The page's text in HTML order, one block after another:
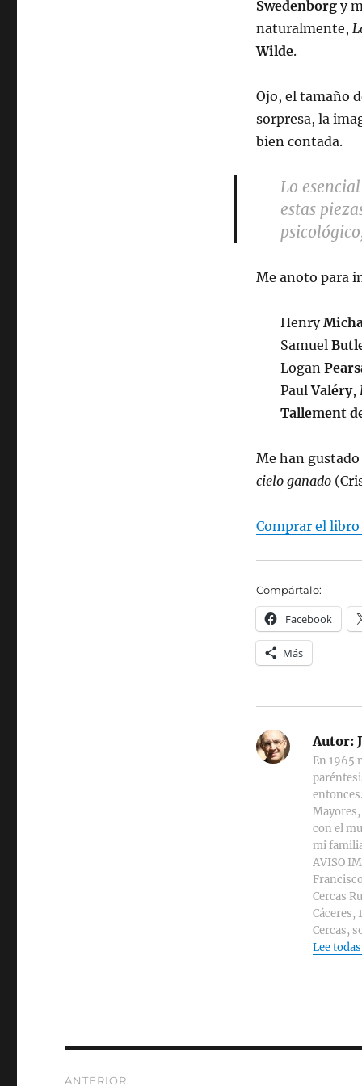
Swedenborgy
naturalmente,
Wilde.
Ojo, el tamaño
sorpresa, la
bien contada.
Lo
estas
Me anoto para
Henry
Samuel
Logan
PaulValéry,
Tallement
Me han
cielo ganado
Comprar el
Compártalo:
Facebook
Más
Autor:
En 1965
con el
mi
AVISO
Cercas
Cáceres,
Cercas,
Lee
ANTERIOR